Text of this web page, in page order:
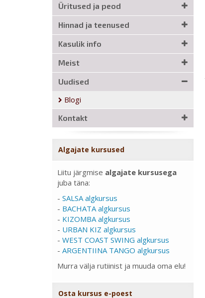
Üritused ja peod
Hinnad ja teenused
Kasulik info
Meist
Uudised
Blogi
Kontakt
Algajate kursused
Liitu järgmise algajate kursusega
juba täna:
- SALSA algkursus
- BACHATA algkursus
- KIZOMBA algkursus
- URBAN KIZ algkursus
- WEST COAST SWING algkursus
- ARGENTIINA TANGO algkursus
Murra välja rutiinist ja muuda oma elu!
Osta kursus e-poest